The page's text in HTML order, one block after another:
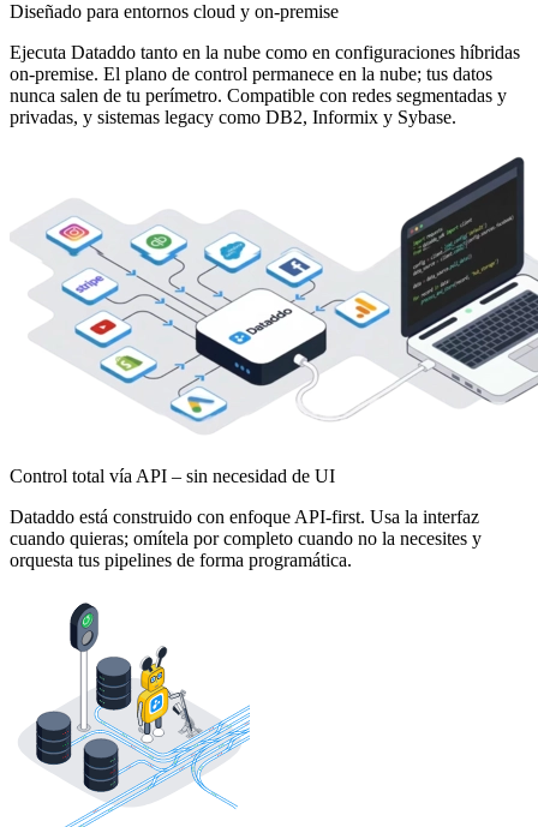
Diseñado para entornos cloud y on-premise
Ejecuta Dataddo tanto en la nube como en configuraciones híbridas
on-premise. El plano de control permanece en la nube; tus datos
nunca salen de tu perímetro. Compatible con redes segmentadas y
privadas, y sistemas legacy como DB2, Informix y Sybase.
Control total vía API – sin necesidad de UI
Dataddo está construido con enfoque API-first. Usa la interfaz
cuando quieras; omítela por completo cuando no la necesites y
orquesta tus pipelines de forma programática.